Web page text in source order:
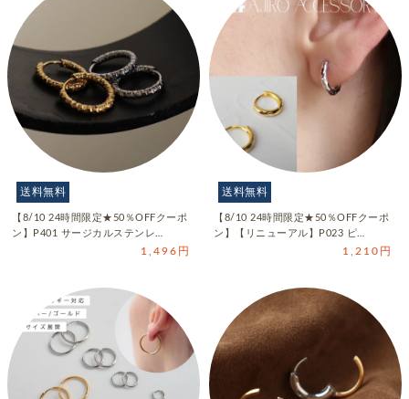
送料無料
【8/10 24時間限定★50％OFFクーポ
ン】P401 サージカルステンレ…
1,496円
送料無料
【8/10 24時間限定★50％OFFクーポ
ン】【リニューアル】P023 ピ…
1,210円